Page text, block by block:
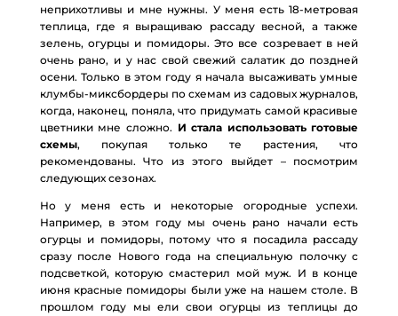
неприхотливы и мне нужны. У меня есть 18-метровая
теплица, где я выращиваю рассаду весной, а также
зелень, огурцы и помидоры. Это все созревает в ней
очень рано, и у нас свой свежий салатик до поздней
осени. Только в этом году я начала высаживать умные
клумбы-миксбордеры по схемам из садовых журналов,
когда, наконец, поняла, что придумать самой красивые
цветники мне сложно. И стала использовать готовые
схемы, покупая только те растения, что
рекомендованы. Что из этого выйдет – посмотрим
следующих сезонах.
Но у меня есть и некоторые огородные успехи.
Например, в этом году мы очень рано начали есть
огурцы и помидоры, потому что я посадила рассаду
сразу после Нового года на специальную полочку с
подсветкой, которую смастерил мой муж. И в конце
июня красные помидоры были уже на нашем столе. В
прошлом году мы ели свои огурцы из теплицы до